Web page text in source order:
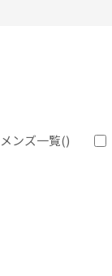
メンズ一覧()